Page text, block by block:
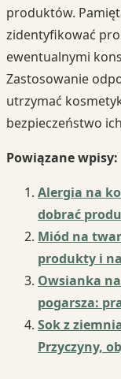
produktów.
zidentyfikować
ewentualnymi
Zastosowanie
utrzymać
bezpieczeństwo
Powiązane wpisy:
Alergia na
dobrać
Miód na
produkty i
Owsianka
pogarsza:
Sok z
Przyczyny,